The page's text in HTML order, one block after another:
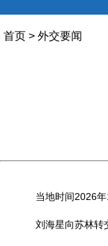
首页 > 外交要闻
当地时间2026
刘海星向苏林转